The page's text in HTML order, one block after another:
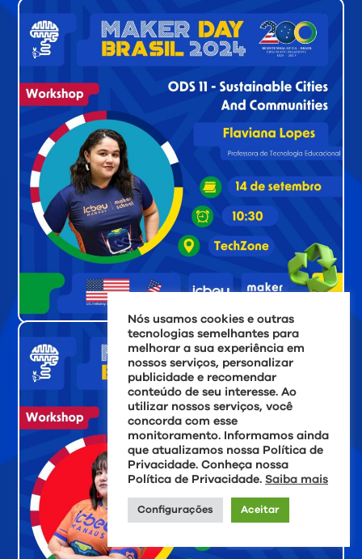
Nós usamos cookies e outras
tecnologias semelhantes para
melhorar a sua experiência em
nossos serviços, personalizar
publicidade e recomendar
conteúdo de seu interesse. Ao
utilizar nossos serviços, você
concorda com esse
monitoramento. Informamos ainda
que atualizamos nossa Política de
Privacidade. Conheça nossa
Política de Privacidade. Saiba mais
Configurações Aceitar